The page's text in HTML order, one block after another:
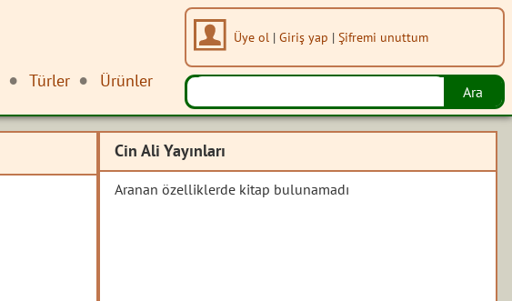
Türler Ürünler
Üye ol | Giriş yap | Şifremi unuttum
Cin Ali Yayınları
Aranan özelliklerde kitap bulunamadı